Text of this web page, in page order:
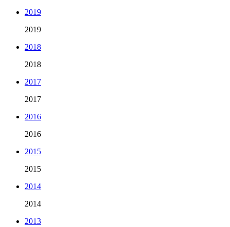
2019
2019
2018
2018
2017
2017
2016
2016
2015
2015
2014
2014
2013